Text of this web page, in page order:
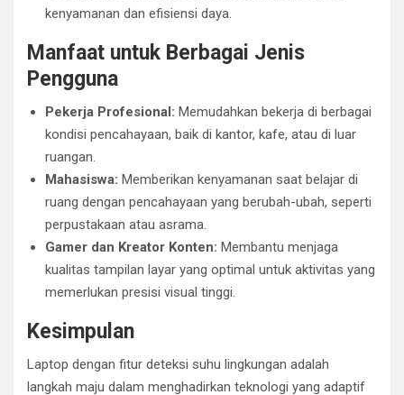
kenyamanan dan efisiensi daya.
Manfaat untuk Berbagai Jenis
Pengguna
Pekerja Profesional: Memudahkan bekerja di berbagai
kondisi pencahayaan, baik di kantor, kafe, atau di luar
ruangan.
Mahasiswa: Memberikan kenyamanan saat belajar di
ruang dengan pencahayaan yang berubah-ubah, seperti
perpustakaan atau asrama.
Gamer dan Kreator Konten: Membantu menjaga
kualitas tampilan layar yang optimal untuk aktivitas yang
memerlukan presisi visual tinggi.
Kesimpulan
Laptop dengan fitur deteksi suhu lingkungan adalah
langkah maju dalam menghadirkan teknologi yang adaptif